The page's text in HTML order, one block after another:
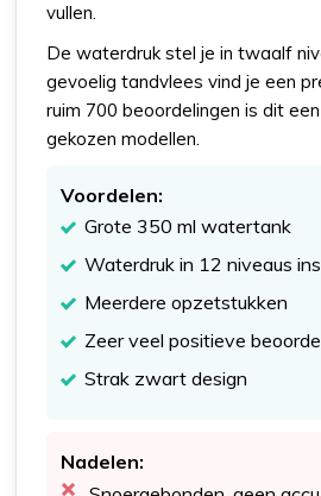
vullen.
De waterdruk stel je in twaalf
gevoelig tandvlees vind je een
ruim 700 beoordelingen is dit
gekozen modellen.
Voordelen:
Grote 350 ml watertank
Waterdruk in 12 niveaus
Meerdere opzetstukken
Zeer veel positieve
Strak zwart design
Nadelen: